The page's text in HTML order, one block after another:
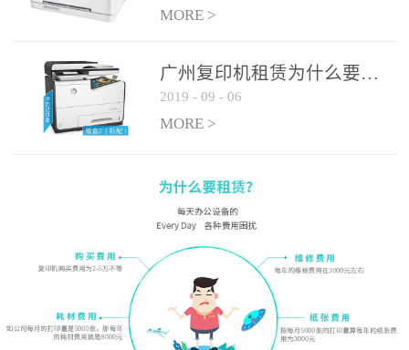
MORE >
广州复印机租赁为什么要选大平台
2019 - 09 - 06
MORE >